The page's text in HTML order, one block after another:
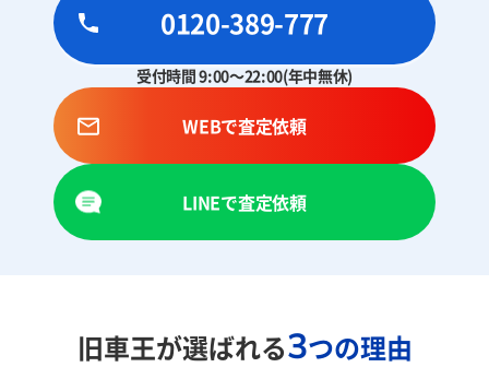
0120-389-777
受付時間 9:00～22:00(年中無休)
WEBで査定依頼
LINEで査定依頼
旧車王が選ばれる3つの理由